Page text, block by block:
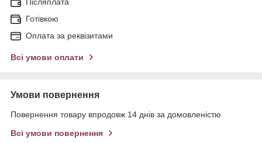
Готівкою
Оплата за реквізитами
Всі умови оплати
Умови повернення
Повернення товару впродовж 14 днів за домовленістю
Всі умови повернення